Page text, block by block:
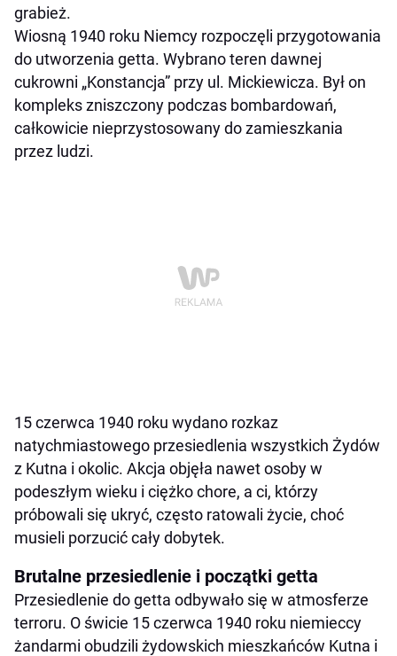
grabież.
Wiosną 1940 roku Niemcy rozpoczęli przygotowania
do utworzenia getta. Wybrano teren dawnej
cukrowni „Konstancja” przy ul. Mickiewicza. Był on
kompleks zniszczony podczas bombardowań,
całkowicie nieprzystosowany do zamieszkania
przez ludzi.
15 czerwca 1940 roku wydano rozkaz
natychmiastowego przesiedlenia wszystkich Żydów
z Kutna i okolic. Akcja objęła nawet osoby w
podeszłym wieku i ciężko chore, a ci, którzy
próbowali się ukryć, często ratowali życie, choć
musieli porzucić cały dobytek.
Brutalne przesiedlenie i początki getta
Przesiedlenie do getta odbywało się w atmosferze
terroru. O świcie 15 czerwca 1940 roku niemieccy
żandarmi obudzili żydowskich mieszkańców Kutna i